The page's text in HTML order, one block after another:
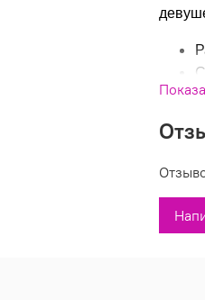
Вы